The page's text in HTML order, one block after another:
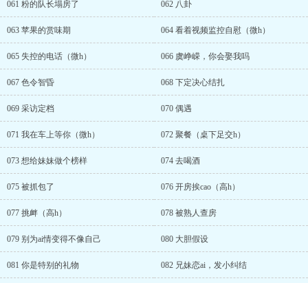
061 粉的队长塌房了 062 八卦
063 苹果的赏味期 064 看着视频监控自慰（微h）
065 失控的电话（微h） 066 虞峥嵘，你会娶我吗
067 色令智昏 068 下定决心结扎
069 采访定档 070 偶遇
071 我在车上等你（微h） 072 聚餐（桌下足交h）
073 想给妹妹做个榜样 074 去喝酒
075 被抓包了 076 开房挨cao（高h）
077 挑衅（高h） 078 被熟人查房
079 别为ai情变得不像自己 080 大胆假设
081 你是特别的礼物 082 兄妹恋ai，发小纠结